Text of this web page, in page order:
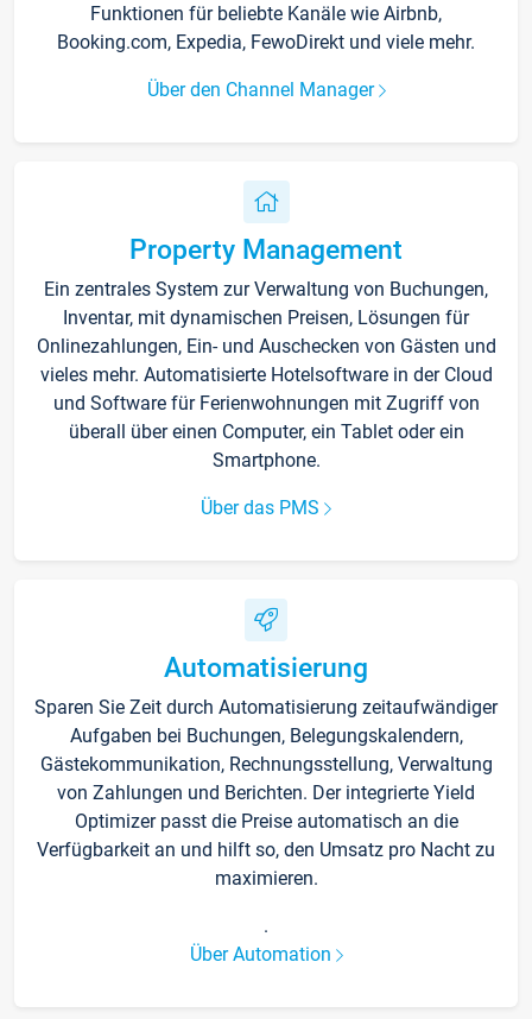
Funktionen für beliebte Kanäle wie Airbnb,
Booking.com, Expedia, FewoDirekt und viele mehr.
Über den Channel Manager
Property Management
Ein zentrales System zur Verwaltung von Buchungen,
Inventar, mit dynamischen Preisen, Lösungen für
Onlinezahlungen, Ein- und Auschecken von Gästen und
vieles mehr. Automatisierte Hotelsoftware in der Cloud
und Software für Ferienwohnungen mit Zugriff von
überall über einen Computer, ein Tablet oder ein
Smartphone.
Über das PMS
Automatisierung
Sparen Sie Zeit durch Automatisierung zeitaufwändiger
Aufgaben bei Buchungen, Belegungskalendern,
Gästekommunikation, Rechnungsstellung, Verwaltung
von Zahlungen und Berichten. Der integrierte Yield
Optimizer passt die Preise automatisch an die
Verfügbarkeit an und hilft so, den Umsatz pro Nacht zu
maximieren.
.
Über Automation